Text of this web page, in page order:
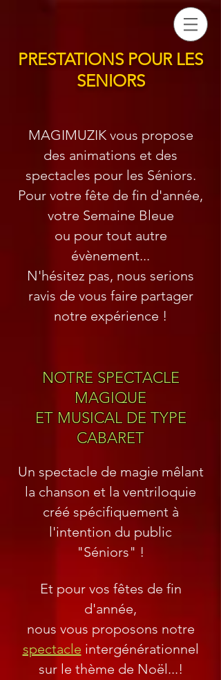
PRESTATIONS POUR LES
SENIORS
MAGIMUZIK vous propose
des animations et des
spectacles pour les Séniors.
Pour votre fête de fin d'année,
votre Semaine Bleue
ou pour tout autre
évènement...
N'hésitez pas, nous serions
ravis de vous faire partager
notre expérience !
NOTRE SPECTACLE
MAGIQUE
ET MUSICAL DE TYPE
CABARET
Un spectacle de magie mêlant
la chanson et la ventriloquie
créé spécifiquement à
l'intention du public
"Séniors" !
Et pour vos fêtes de fin
d'année,
nous vous proposons notre
spectacle intergénérationnel
sur le thème de Noël...!